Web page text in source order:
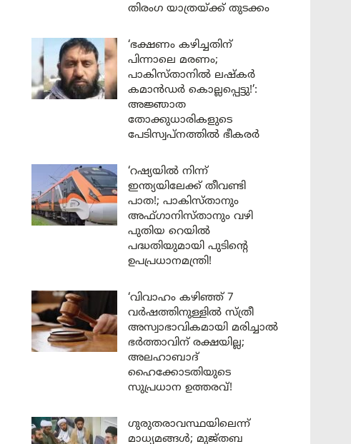
തിരംഗ യാത്രയ്ക്ക് തുടക്കം
‘ഭക്ഷണം കഴിച്ചതിന്
പിന്നാലെ മരണം;
പാകിസ്താനിൽ ലഷ്കർ
കമാൻഡർ കൊല്ലപ്പെട്ടു!’:
അജ്ഞാത
തോക്കുധാരികളുടെ
പേടിസ്വപ്നത്തിൽ ഭീകരർ
‘റഷ്യയിൽ നിന്ന്
ഇന്ത്യയിലേക്ക് തീവണ്ടി
പാത!; പാകിസ്താനും
അഫ്ഗാനിസ്താനും വഴി
പുതിയ റെയിൽ
പദ്ധതിയുമായി പുടിന്റെ
ഉപപ്രധാനമന്ത്രി!
‘വിവാഹം കഴിഞ്ഞ് 7
വർഷത്തിനുള്ളിൽ സ്ത്രീ
അസ്വാഭാവികമായി മരിച്ചാൽ
ഭർത്താവിന് രക്ഷയില്ല;
അലഹാബാദ്
ഹൈക്കോടതിയുടെ
സുപ്രധാന ഉത്തരവ്!
ഗുരുതരാവസ്ഥയിലെന്ന്
മാധ്യമങ്ങൾ; മുജ്തബ